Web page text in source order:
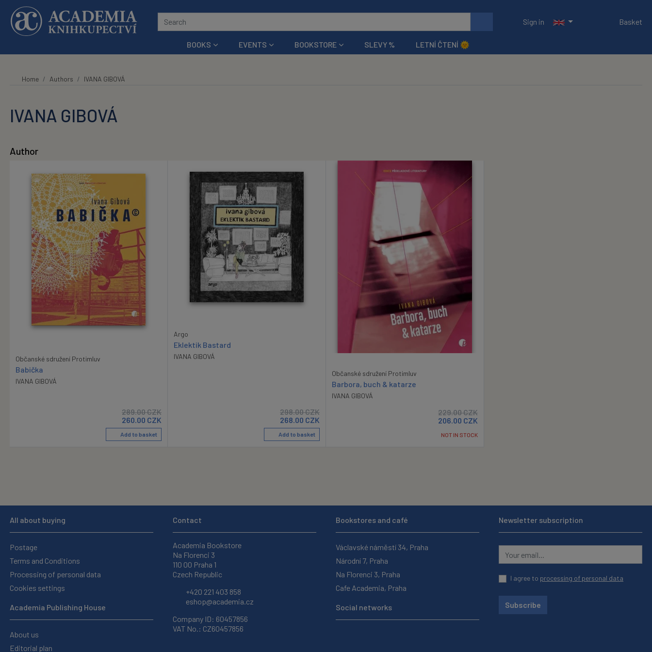
Skip to main content
Sign in
Basket
BOOKS EVENTS BOOKSTORE SLEVY % LETNÍ ČTENÍ 🌞
Home Authors IVANA GIBOVÁ
IVANA GIBOVÁ
Author
Občanské sdružení Protimluv
Babička
IVANA GIBOVÁ
289.00CZK
260.00 CZK
Add to basket
Argo
Eklektik Bastard
IVANA GIBOVÁ
298.00CZK
268.00 CZK
Add to basket
Občanské sdružení Protimluv
Barbora, buch & katarze
IVANA GIBOVÁ
229.00CZK
206.00 CZK
NOT IN STOCK
All about buying
Postage
Terms and Conditions
Processing of personal data
Cookies settings
Academia Publishing House
About us
Editorial plan
Contact
Academia Bookstore
Na Florenci 3
110 00 Praha 1
Czech Republic
+420 221 403 858
eshop@academia.cz
Company ID: 60457856
VAT No.: CZ60457856
Bookstores and café
Václavské náměstí 34, Praha
Národní 7, Praha
Na Florenci 3, Praha
Cafe Academia, Praha
Social networks
Newsletter subscription
I agree to processing of personal data
Subscribe